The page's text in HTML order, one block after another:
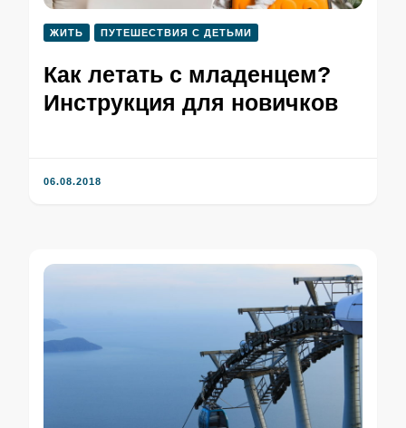
ЖИТЬ ПУТЕШЕСТВИЯ С ДЕТЬМИ
Как летать с младенцем?
Инструкция для новичков
06.08.2018